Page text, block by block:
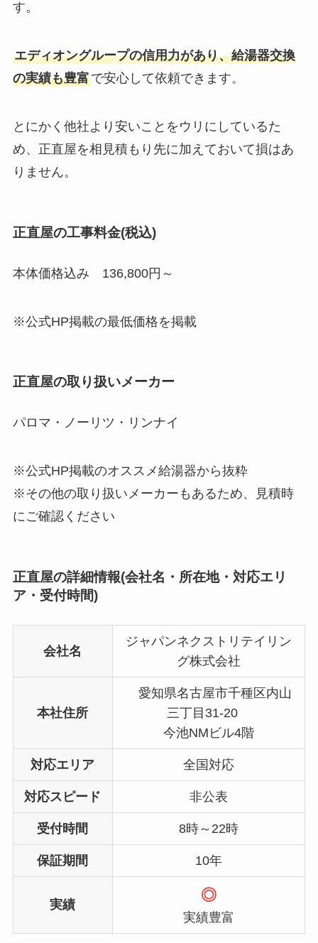
す。
エディオングループの信用力があり、給湯器交換
の実績も豊富で安心して依頼できます。
とにかく他社より安いことをウリにしているた
め、正直屋を相見積もり先に加えておいて損はあ
りません。
正直屋の工事料金(税込)
本体価格込み 136,800円～
※公式HP掲載の最低価格を掲載
正直屋の取り扱いメーカー
パロマ・ノーリツ・リンナイ
※公式HP掲載のオススメ給湯器から抜粋
※その他の取り扱いメーカーもあるため、見積時
にご確認ください
正直屋の詳細情報(会社名・所在地・対応エリ
ア・受付時間)
会社名
ジャパンネクストリテイリン
グ株式会社
本社住所
愛知県名古屋市千種区内山
三丁目31-20
今池NMビル4階
対応エリア 全国対応
対応スピード 非公表
受付時間 8時～22時
保証期間 10年
実績
◎
実績豊富